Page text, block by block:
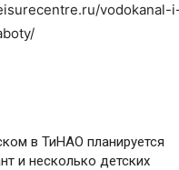
в ТиНАО планируется
и несколько детских